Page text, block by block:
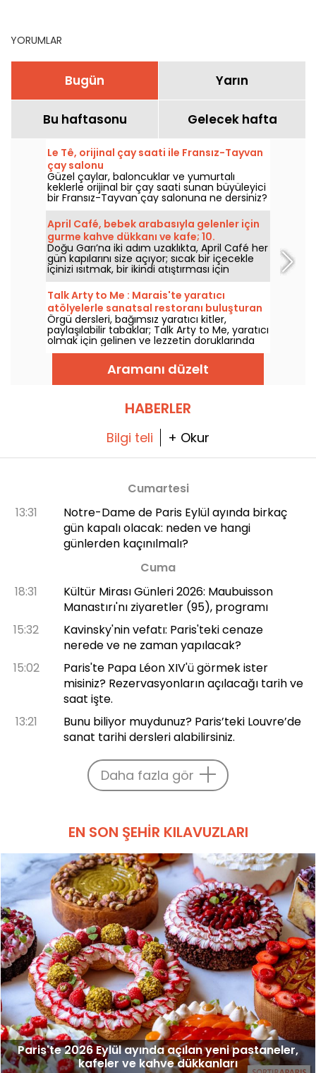
YORUMLAR
Bugün Yarın
Bu haftasonu Gelecek hafta
Le Tê, orijinal çay saati ile Fransız-Tayvan
çay salonu
Güzel çaylar, baloncuklar ve yumurtalı
keklerle orijinal bir çay saati sunan büyüleyici
bir Fransız-Tayvan çay salonuna ne dersiniz?
Bu gizli yeri keşfetmek için Palais Royal'e
gidin!
April Café, bebek arabasıyla gelenler için
gurme kahve dükkanı ve kafe; 10.
bölgedeki kendinizi şımartacağınız bir
mola.
Doğu Garı’na iki adım uzaklıkta, April Café her
gün kapılarını size açıyor; sıcak bir içecekle
içinizi ısıtmak, bir ikindi atıştırması için
durmak ya da sessiz ve konforlu bir ortamda
dinlenmek için.
Talk Arty to Me : Marais'te yaratıcı
atölyelerle sanatsal restoranı buluşturan
hibrit mekan
Örgü dersleri, bağımsız yaratıcı kitler,
paylaşılabilir tabaklar; Talk Arty to Me, yaratıcı
olmak için gelinen ve lezzetin doruklarında
kendini iyi hissetmenin bir arada olduğu hibrit
bir mekan, sanat atölyeleri ile mevsim
restoranının rahat atmosferi arasında.
Aramanı düzelt
HABERLER
Bilgi teli + Okur
Cumartesi
13:31
Notre-Dame de Paris Eylül ayında birkaç
gün kapalı olacak: neden ve hangi
günlerden kaçınılmalı?
Cuma
18:31
Kültür Mirası Günleri 2026: Maubuisson
Manastırı'nı ziyaretler (95), programı
15:32
Kavinsky'nin vefatı: Paris'teki cenaze
nerede ve ne zaman yapılacak?
15:02
Paris'te Papa Léon XIV'ü görmek ister
misiniz? Rezervasyonların açılacağı tarih ve
saat işte.
13:21
Bunu biliyor muydunuz? Paris’teki Louvre’de
sanat tarihi dersleri alabilirsiniz.
Daha fazla gör
EN SON ŞEHIR KILAVUZLARI
Paris'te 2026 Eylül ayında açılan yeni pastaneler,
kafeler ve kahve dükkanları